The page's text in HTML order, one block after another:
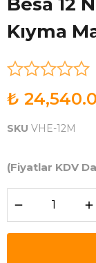
Kıyma
₺
SKU VHE-12M
(Fiyatlar KDV